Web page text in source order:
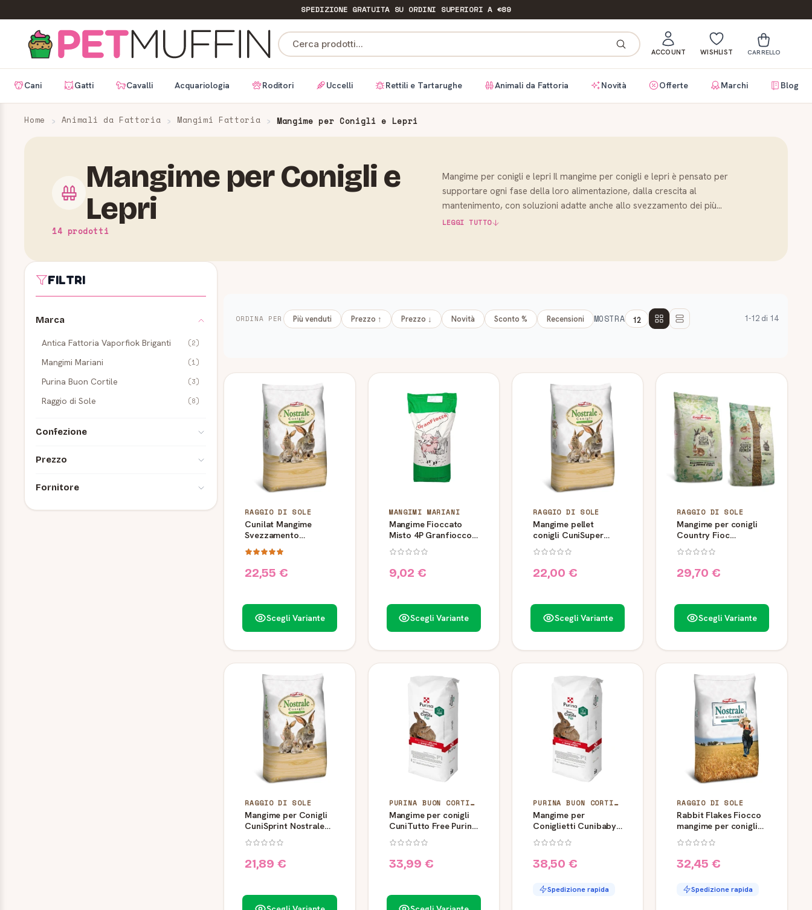
SPEDIZIONE GRATUITASU ORDINI SUPERIORI A €89
Cerca prodotti...
ACCOUNT WISHLIST CARRELLO
Cani Gatti Cavalli Acquariologia Roditori Uccelli Rettili e Tartarughe Animali da Fattoria Novità Offerte Marchi Blog
Home Animali da Fattoria Mangimi Fattoria Mangime per Conigli e Lepri
Mangime per Conigli e
Lepri
14 prodotti
Mangime per conigli e lepri Il mangime per conigli e lepri è pensato per
supportare ogni fase della loro alimentazione, dalla crescita al
mantenimento, con soluzioni adatte anche allo svezzamento dei più
piccoli. In que…
LEGGI TUTTO
FILTRI
Marca
Antica Fattoria Vaporfiok Briganti (2)
Mangimi Mariani (1)
Purina Buon Cortile (3)
Raggio di Sole (8)
Confezione
22 kg
25 kg (1)
Prezzo
0,00 € (1)
Fornitore
CARGILL (11)
ORDINA PER Più venduti Prezzo ↑ Prezzo ↓ Novità Sconto % Recensioni MOSTRA 1-12 di 14
Prodotti
RAGGIO DI SOLE
Cunilat Mangime
Svezzamento
Coniglietti Raggio di
Sole
22,55 €
Scegli Variante
MANGIMI MARIANI
Mangime Fioccato
Misto 4P Granfiocco
Mariani
9,02 €
Scegli Variante
RAGGIO DI SOLE
Mangime pellet
conigli CuniSuper
Safe Raggio di Sole
22,00 €
Scegli Variante
RAGGIO DI SOLE
Mangime per conigli
Country Fioc
Superpremium 15 kg
29,70 €
Scegli Variante
RAGGIO DI SOLE
Mangime per Conigli
CuniSprint Nostrale
21,89 €
PURINA BUON CORTILE
Mangime per conigli
CuniTutto Free Purina
33,99 €
PURINA BUON CORTILE
Mangime per
Coniglietti Cunibaby
38,50 €
Spedizione rapida
RAGGIO DI SOLE
Rabbit Flakes Fiocco
mangime per conigli
32,45 €
Spedizione rapida